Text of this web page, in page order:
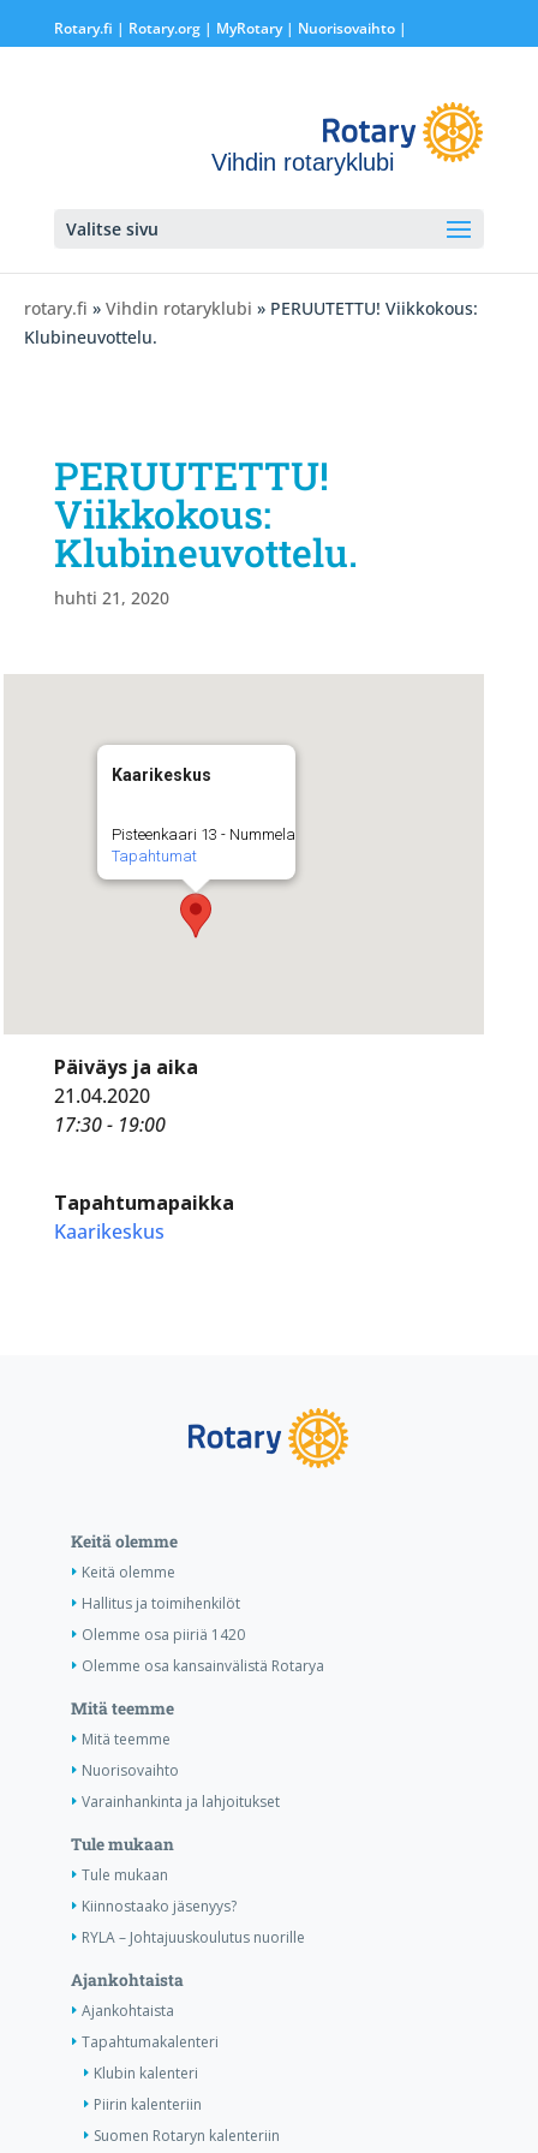
Rotary.fi | Rotary.org| MyRotary | Nuorisovaihto|
Vihdin rotaryklubi
Valitse sivu
rotary.fi » Vihdin rotaryklubi » PERUUTETTU! Viikkokous:
Klubineuvottelu.
PERUUTETTU!
Viikkokous:
Klubineuvottelu.
huhti 21, 2020
Kaarikeskus
Pisteenkaari 13 - Nummela
Tapahtumat
Päiväys ja aika
21.04.2020
17:30 - 19:00
Tapahtumapaikka
Kaarikeskus
Keitä olemme
Keitä olemme
Hallitus ja toimihenkilöt
Olemme osa piiriä 1420
Olemme osa kansainvälistä Rotarya
Mitä teemme
Mitä teemme
Nuorisovaihto
Varainhankinta ja lahjoitukset
Tule mukaan
Tule mukaan
Kiinnostaako jäsenyys?
RYLA – Johtajuuskoulutus nuorille
Ajankohtaista
Ajankohtaista
Tapahtumakalenteri
Klubin kalenteri
Piirin kalenteriin
Suomen Rotaryn kalenteriin